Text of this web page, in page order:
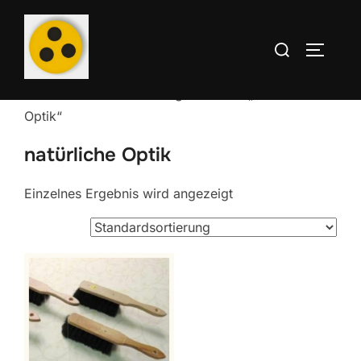
Zum
Inhalt
springen
Suchen
Optik“
natürliche Optik
Einzelnes Ergebnis wird angezeigt